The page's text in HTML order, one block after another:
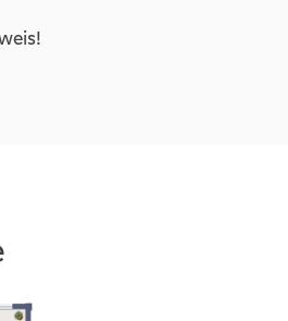
Exposés werden häufiger mal als SPAM
SPAM-Ordner zu schauen,